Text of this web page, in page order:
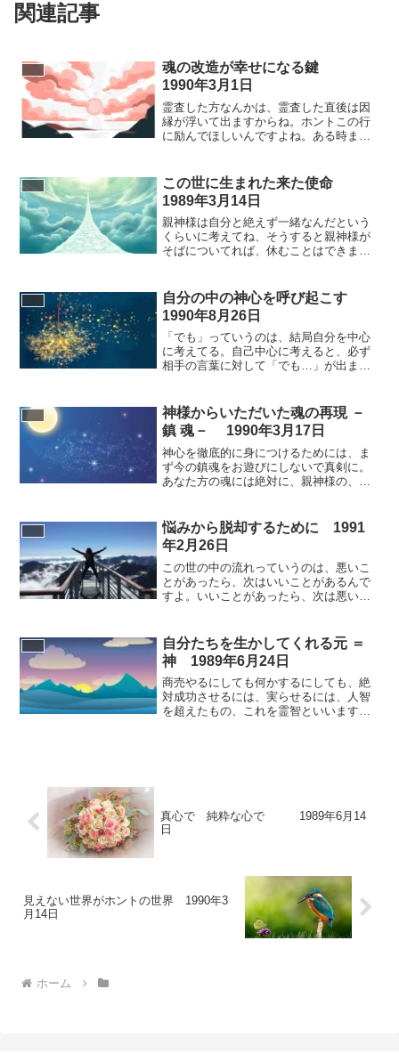
関連記事
魂の改造が幸せになる鍵
1990年3月1日
霊査した方なんかは、霊査した直後は因
縁が浮いて出ますからね。ホントこの行
に励んでほしいんですよね。ある時まで
懸命やってください。悪い現象が必ず出
ますから、悪い現象が出て、それの虜に
なったら、
この世に生まれた来た使命
1989年3月14日
親神様は自分と絶えず一緒なんだという
くらいに考えてね、そうすると親神様が
そばについてれば、休むことはできませ
けて平気なの。親神様は絶えず自分のそ
ばにいるんだと思ったら、怠けられませ
んよ。それが幸せにつながるんですから
ね。とにかく早く親神様の子どもに復活
してほしいなと思って、心がせくんです
よ.はっきり言うと、先がないんでね。
自分の中の神心を呼び起こす
1990年8月26日
「でも」っていうのは、結局自分を中心
に考えてる。自己中心に考えると、必ず
相手の言葉に対して「でも…」が出ま
なくてね、その会話の時に、
神様からいただいた魂の再現 －
鎮 魂－ 1990年3月17日
神心を徹底的に身につけるためには、ま
ず今の鎮魂をお遊びにしないで真剣に。
あなた方の魂には絶対に、親神様の、肉
こまで考えていって、私は絶体、今日の
鎮魂は真剣に取り組んで、その親様に会
いましょう。ぐらいの心情で、この鎮魂
に取り組んでほしいんです。そうする
と、会えます。その親様に何回か会って
るとね、ホントに人智では考えられない
悩みから脱却するために 1991
年2月26日
この世の中の流れっていうのは、悪いこ
とがあったら、次はいいことがあるんで
すよ。いいことがあったら、次は悪いこ
ね。それをよく考えて、悩みにとらわれ
てたら、離れる時期が来ても離れないん
ですよ。それを皆さん、わかってない
の。悩み事に巻き込まれちゃって、なん
とか解決できないかしらって、そればっ
かり考えてるから、離れる時期が来ても
自分たちを生かしてくれる元 ＝
神 1989年6月24日
商売やるにしても何かするにしても、絶
対成功させるには、実らせるには、人智
を超えたもの、これを霊智といいますけ
真心で 純粋な心で 1989年6月14
日
見えない世界がホントの世界 1990年3
月14日
ホーム